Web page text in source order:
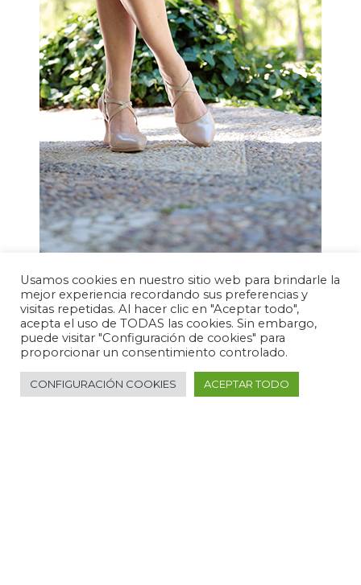
Usamos cookies en nuestro sitio web para brindarle la
mejor experiencia recordando sus preferencias y
visitas repetidas. Al hacer clic en "Aceptar todo",
acepta el uso de TODAS las cookies. Sin embargo,
puede visitar "Configuración de cookies" para
proporcionar un consentimiento controlado.
CONFIGURACIÓN COOKIES ACEPTAR TODO